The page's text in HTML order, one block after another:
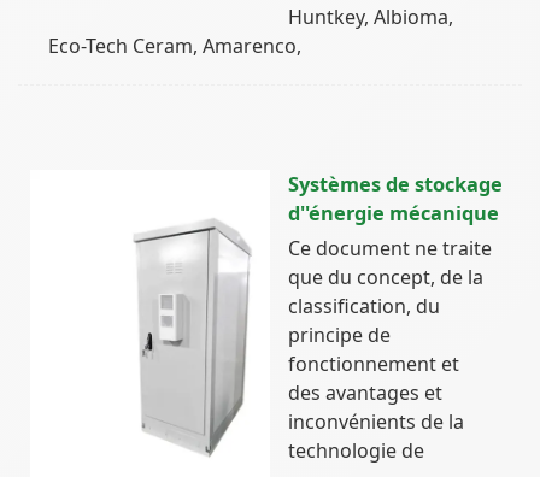
Huntkey, Albioma,
Eco-Tech Ceram, Amarenco,
Systèmes de stockage
d''énergie mécanique
Ce document ne traite
que du concept, de la
classification, du
principe de
fonctionnement et
des avantages et
inconvénients de la
technologie de